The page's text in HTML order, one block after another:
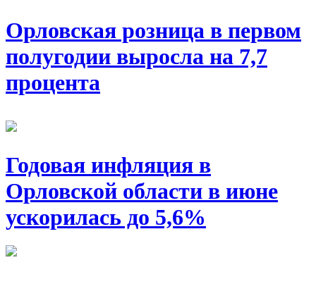
Орловская розница в первом
полугодии выросла на 7,7
процента
Годовая инфляция в
Орловской области в июне
ускорилась до 5,6%